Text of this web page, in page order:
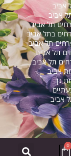
אביב
אביב
תל אביב
בתל אביב
תל אביב
תל אביב
תל אביב
אביב
גן
אביב
0